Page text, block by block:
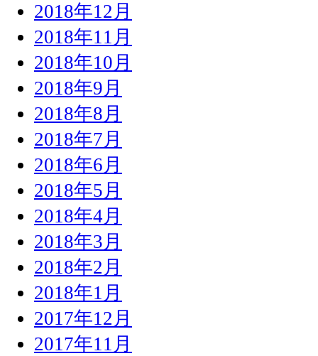
2018年12月
2018年11月
2018年10月
2018年9月
2018年8月
2018年7月
2018年6月
2018年5月
2018年4月
2018年3月
2018年2月
2018年1月
2017年12月
2017年11月